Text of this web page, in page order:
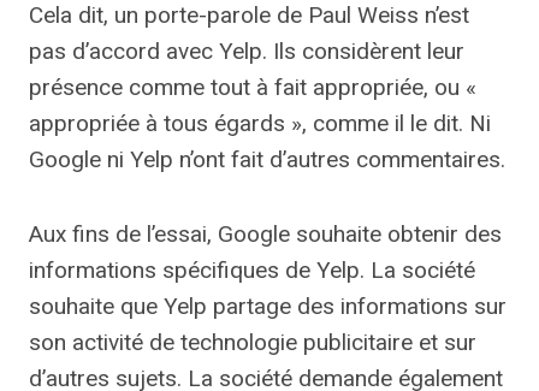
Cela dit, un porte-parole de Paul Weiss n’est
pas d’accord avec Yelp. Ils considèrent leur
présence comme tout à fait appropriée, ou «
appropriée à tous égards », comme il le dit. Ni
Google ni Yelp n’ont fait d’autres commentaires.
Aux fins de l’essai, Google souhaite obtenir des
informations spécifiques de Yelp. La société
souhaite que Yelp partage des informations sur
son activité de technologie publicitaire et sur
d’autres sujets. La société demande également